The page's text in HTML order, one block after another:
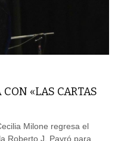
«LAS CARTAS
Milone regresa el
Roberto J. Payró para